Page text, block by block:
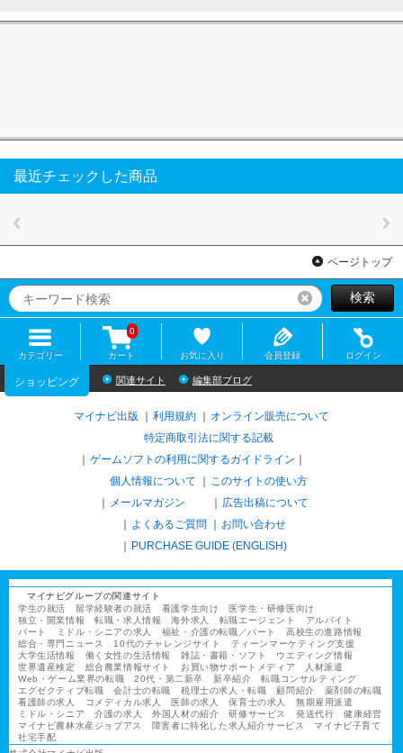
最近チェックした商品
ページトップ
リセット検索
カテゴリー カート
0
お気に入り 会員登録 ログイン
ショッピング 関連サイト 編集部ブログ
マイナビ出版 利用規約
オンライン販売について
特定商取引法に関する記載
ゲームソフトの利用に関するガイドライン ｜
個人情報について
このサイトの使い方
メールマガジン
広告出稿について
よくあるご質問
お問い合わせ
PURCHASE GUIDE (ENGLISH)
マイナビグループの関連サイト
学生の就活
留学経験者の就活 看護学生向け
医学生・研修医向け
独立・開業情報
転職・求人情報 海外求人 転職エージェント
アルバイト
パート
ミドル・シニアの求人 福祉・介護の転職／パート
高校生の進路情報
総合・専門ニュース
10代のチャレンジサイト
ティーンマーケティング支援
大学生活情報
働く女性の生活情報 雑誌・書籍・ソフト
ウエディング情報
世界遺産検定
総合農業情報サイト お買い物サポートメディア
人材派遣
Web・ゲーム業界の転職
20代・第二新卒 新卒紹介
転職コンサルティング
エグゼクティブ転職
会計士の転職 税理士の求人・転職 顧問紹介
薬剤師の転職
看護師の求人
コメディカル求人 医師の求人 保育士の求人
無期雇用派遣
ミドル・シニア
介護の求人 外国人材の紹介 研修サービス 発送代行
健康経営
マイナビ農林水産ジョブアス
障害者に特化した求人紹介サービス
マイナビ子育て
社宅手配